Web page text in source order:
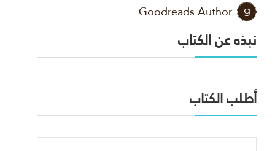
Goodreads Author
نبذه عن الكتاب
أطلب الكتاب